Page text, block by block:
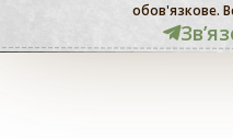
обов'язкове.